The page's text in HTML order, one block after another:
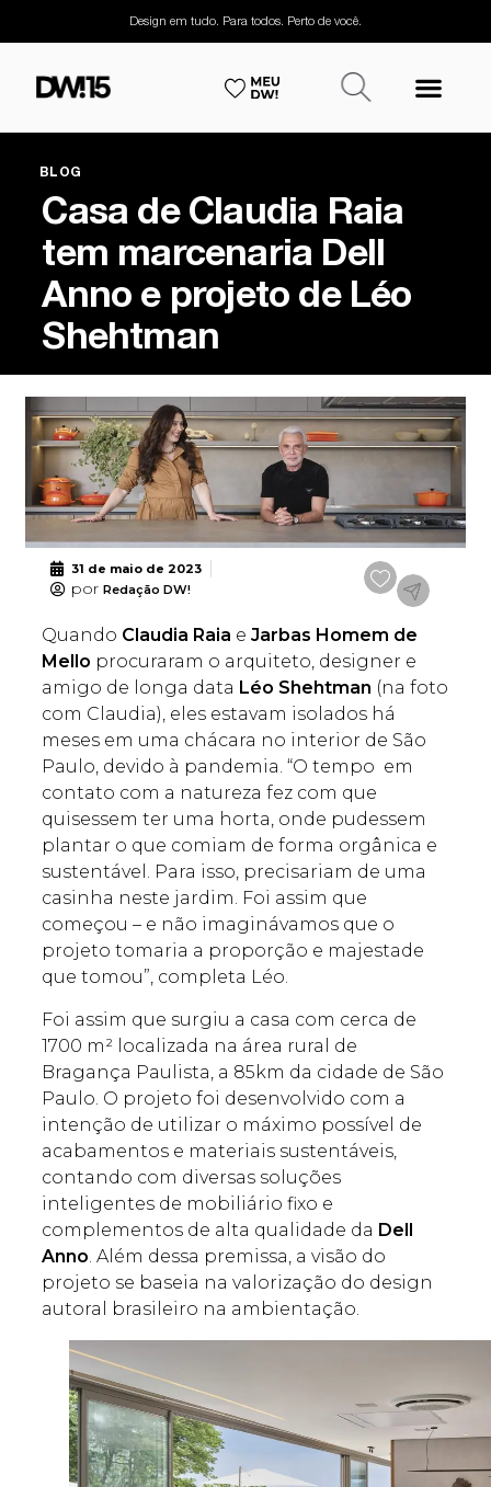
Design em tudo. Para todos. Perto de você.
BLOG
Casa de Claudia Raia
tem marcenaria Dell
Anno e projeto de Léo
Shehtman
31 de maio de 2023
por Redação DW!
Quando Claudia Raia eJarbas Homem de
Mello procuraram o arquiteto, designer e
amigo de longa data Léo Shehtman (na foto
com Claudia), eles estavam isolados há
meses em uma chácara no interior de São
Paulo, devido à pandemia. “O tempo em
contato com a natureza fez com que
quisessem ter uma horta, onde pudessem
plantar o que comiam de forma orgânica e
sustentável. Para isso, precisariam de uma
casinha neste jardim. Foi assim que
começou – e não imaginávamos que o
projeto tomaria a proporção e majestade
que tomou”, completa Léo.
Foi assim que surgiu a casa com cerca de
1700 m² localizada na área rural de
Bragança Paulista, a 85km da cidade de São
Paulo. O projeto foi desenvolvido com a
intenção de utilizar o máximo possível de
acabamentos e materiais sustentáveis,
contando com diversas soluções
inteligentes de mobiliário fixo e
complementos de alta qualidade da Dell
Anno. Além dessa premissa, a visão do
projeto se baseia na valorização do design
autoral brasileiro na ambientação.